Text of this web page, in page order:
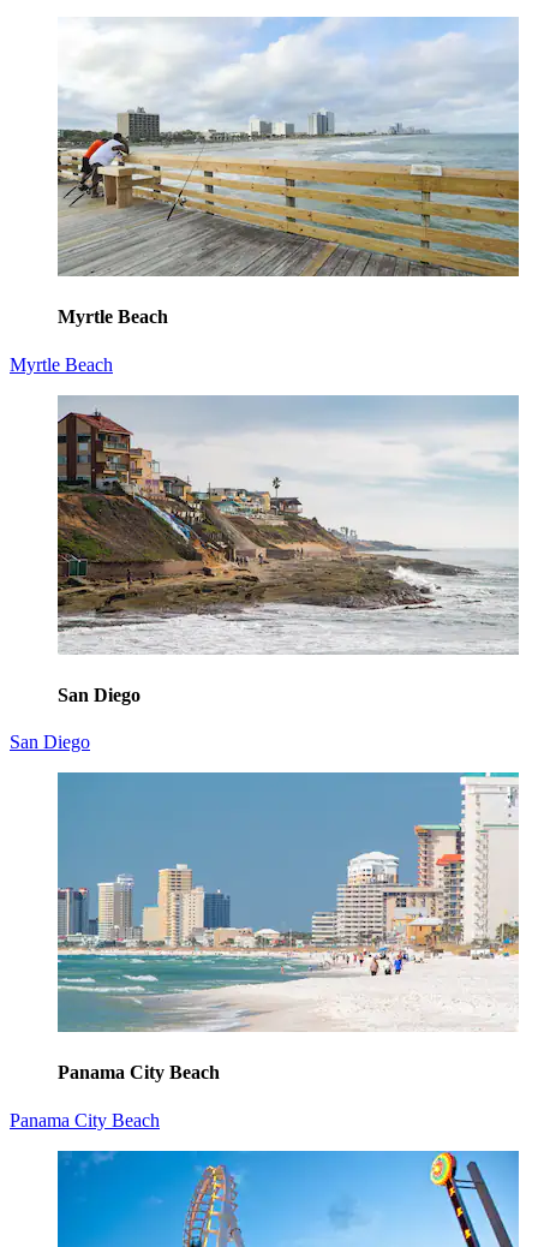
Myrtle Beach
Myrtle Beach
San Diego
San Diego
Panama City Beach
Panama City Beach